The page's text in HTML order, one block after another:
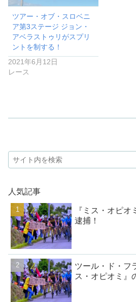
ツアー・オブ・スロベニ
ア第3ステージ ジョン・
アベラストゥリがスプリ
ントを制する！
2021年6月12日
レース
人気記事
『ミス・オピ
逮捕！
ツール・ド・フ
ス・オピオミ』